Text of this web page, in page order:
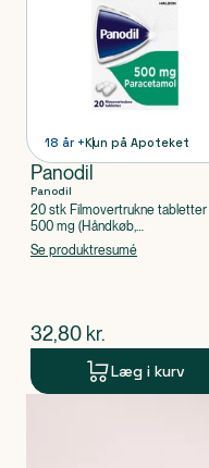
18 år +Kun på Apoteket
Panodil
Panodil
20 stk Filmovertrukne tabletter
500 mg (Håndkøb,
apoteksforbeholdt), Paracetamol
Se produktresumé
$nuværende pris
32,80 kr.
Læg i kurv